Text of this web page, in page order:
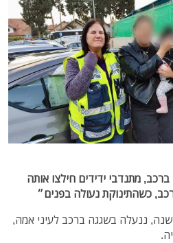
מתנדבי ידידים חילצו אותה
כשהתינוקת נעולה בפנים״
ננעלה בשגגה ברכב לעיני אמהּ,